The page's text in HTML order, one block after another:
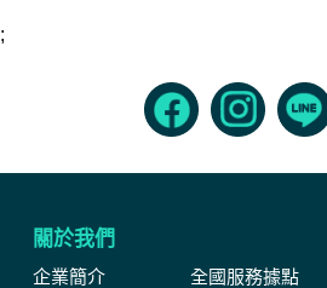
;
關於我們
企業簡介 全國服務據點